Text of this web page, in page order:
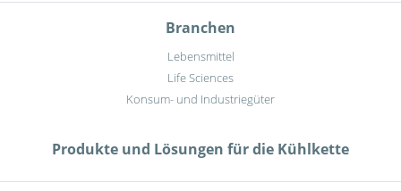
Branchen
Lebensmittel
Life Sciences
Konsum- und Industriegüter
Produkte und Lösungen für die Kühlkette